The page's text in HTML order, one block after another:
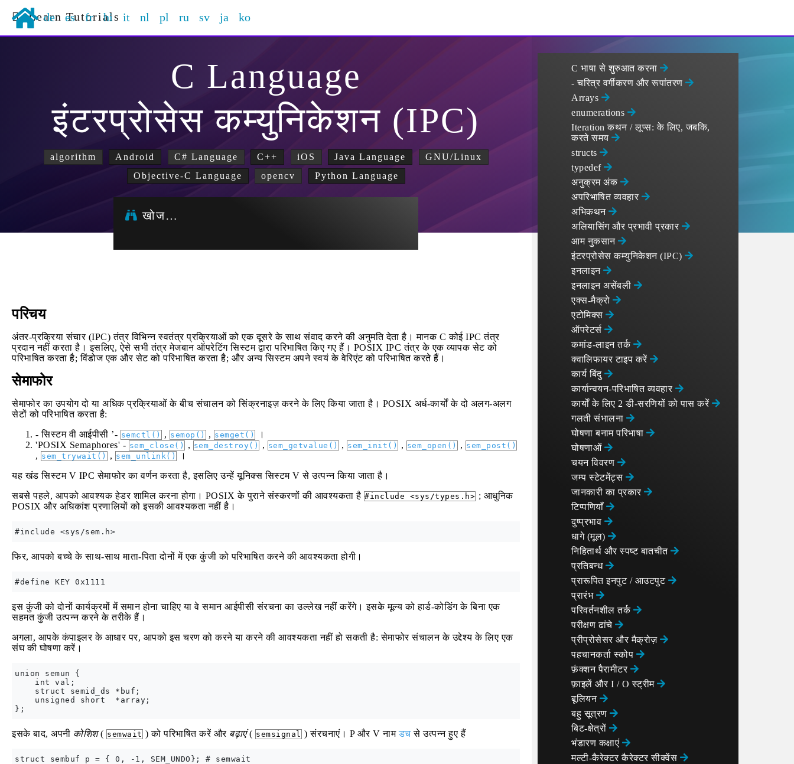
Learn Tutorials
de es fr hi it nl pl ru sv ja ko
C Language
इंटरप्रोसेस कम्युनिकेशन (IPC)
algorithm Android C# Language C++ iOS Java Language
GNU/Linux
Objective-C Language
opencv Python Language
खोज…
परिचय
अंतर-प्रक्रिया संचार (IPC) तंत्र विभिन्न स्वतंत्र प्रक्रियाओं को एक दूसरे के साथ संवाद करने की अनुमति देता है। मानक C कोई IPC तंत्र
प्रदान नहीं करता है। इसलिए, ऐसे सभी तंत्र मेजबान ऑपरेटिंग सिस्टम द्वारा परिभाषित किए गए हैं। POSIX IPC तंत्र के एक व्यापक सेट को
परिभाषित करता है; विंडोज एक और सेट को परिभाषित करता है; और अन्य सिस्टम अपने स्वयं के वेरिएंट को परिभाषित करते हैं।
सेमाफोर
सेमाफोर का उपयोग दो या अधिक प्रक्रियाओं के बीच संचालन को सिंक्रनाइज़ करने के लिए किया जाता है। POSIX अर्ध-कार्यों के दो अलग-अलग
सेटों को परिभाषित करता है:
- सिस्टम वी आईपीसी ’- semctl() , semop() , semget()
।
'POSIX Semaphores' - sem_close() , sem_destroy() , sem_getvalue() , sem_init() , sem_open() , sem_post()
, sem_trywait() , sem_unlink()
।
यह खंड सिस्टम V IPC सेमाफोर का वर्णन करता है, इसलिए उन्हें यूनिक्स सिस्टम V से उत्पन्न किया जाता है।
सबसे पहले, आपको आवश्यक हेडर शामिल करना होगा। POSIX के पुराने संस्करणों की आवश्यकता है #include <sys/types.h> ; आधुनिक
POSIX और अधिकांश प्रणालियों को इसकी आवश्यकता नहीं है।
फिर, आपको बच्चे के साथ-साथ माता-पिता दोनों में एक कुंजी को परिभाषित करने की आवश्यकता होगी।
इस कुंजी को दोनों कार्यक्रमों में समान होना चाहिए या वे समान आईपीसी संरचना का उल्लेख नहीं करेंगे। इसके मूल्य को हार्ड-कोडिंग के बिना एक
सहमत कुंजी उत्पन्न करने के तरीके हैं।
अगला, आपके कंपाइलर के आधार पर, आपको इस चरण को करने या करने की आवश्यकता नहीं हो सकती है: सेमाफोर संचालन के उद्देश्य के लिए एक
संघ की घोषणा करें।
union semun {
    int val;
    struct semid_ds *buf;
    unsigned short  *array;
इसके बाद, अपनी कोशिश( semwait ) को परिभाषित करें और बढ़ाएं( semsignal ) संरचनाएं। P और V नामडच से उत्पन्न हुए हैं
struct sembuf p = { 0, -1, SEM_UNDO}; # semwait
C भाषा से शुरुआत करना
- चरित्र वर्गीकरण और रूपांतरण
Arrays
enumerations
Iteration कथन / लूप्स: के लिए, जबकि,
करते समय
structs
typedef
अनुक्रम अंक
अपरिभाषित व्यवहार
अभिकथन
अलियासिंग और प्रभावी प्रकार
आम नुकसान
इंटरप्रोसेस कम्युनिकेशन (IPC)
इनलाइन
इनलाइन असेंबली
एक्स-मैक्रो
एटोमिक्स
ऑपरेटर्स
कमांड-लाइन तर्क
क्वालिफायर टाइप करें
कार्य बिंदु
कार्यान्वयन-परिभाषित व्यवहार
कार्यों के लिए 2 डी-सरणियों को पास करें
गलती संभालना
घोषणा बनाम परिभाषा
घोषणाओं
चयन विवरण
जम्प स्टेटमेंट्स
जानकारी का प्रकार
टिप्पणियाँ
दुष्प्रभाव
धागे (मूल)
निहितार्थ और स्पष्ट बातचीत
प्रतिबन्ध
प्रारूपित इनपुट / आउटपुट
प्रारंभ
परिवर्तनशील तर्क
परीक्षण ढांचे
प्रीप्रोसेसर और मैक्रोज़
पहचानकर्ता स्कोप
फ़ंक्शन पैरामीटर
फ़ाइलें और I / O स्ट्रीम
बूलियन
बहु सूत्रण
बिट-क्षेत्रों
भंडारण कक्षाएं
मल्टी-कैरेक्टर कैरेक्टर सीक्वेंस